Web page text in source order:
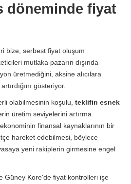
döneminde fiyat
bize, serbest fiyat oluşum
mutlaka pazarın dışında
üretmediğini, aksine alıcılara
gösteriyor.
olabilmesinin koşulu, teklifin esnek
üretim seviyelerini artırma
finansal kaynaklarının bir
hareket edebilmesi, böylece
yeni rakiplerin girmesine engel
Güney Kore'de fiyat kontrolleri işe